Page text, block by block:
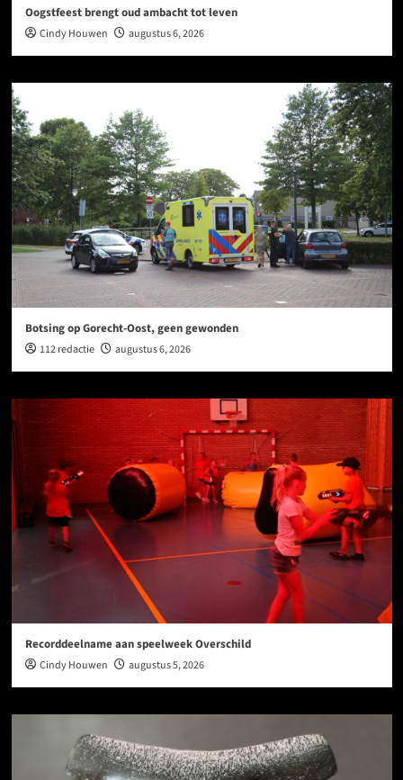
Oogstfeest brengt oud ambacht tot leven
Cindy Houwen augustus 6, 2026
Botsing op Gorecht-Oost, geen gewonden
112 redactie augustus 6, 2026
Recorddeelname aan speelweek Overschild
Cindy Houwen augustus 5, 2026